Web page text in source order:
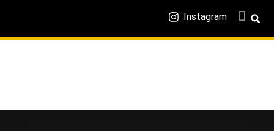
Instagram